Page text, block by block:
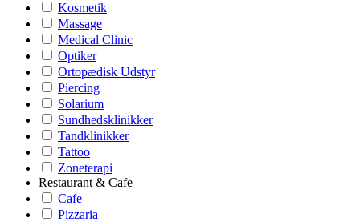
Kosmetik
Massage
Medical Clinic
Optiker
Ortopædisk Udstyr
Piercing
Solarium
Sundhedsklinikker
Tandklinikker
Tattoo
Zoneterapi
Restaurant & Cafe
Cafe
Pizzaria